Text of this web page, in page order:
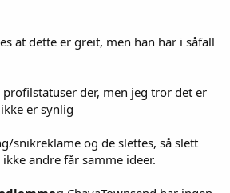
at dette er greit, men han har i såfall
der, men jeg tror det er
er synlig
snikreklame og de slettes, så slett
andre får samme ideer.